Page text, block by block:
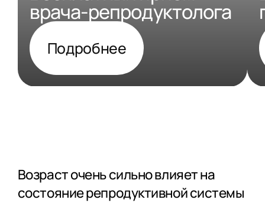
врача-репродуктолога
Подробнее
Возраст очень сильно влияет на
состояние репродуктивной системы